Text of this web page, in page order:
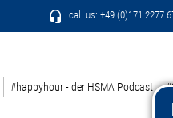
call us: +49 (0)171 2277
#happyhour - der HSMA Podcast